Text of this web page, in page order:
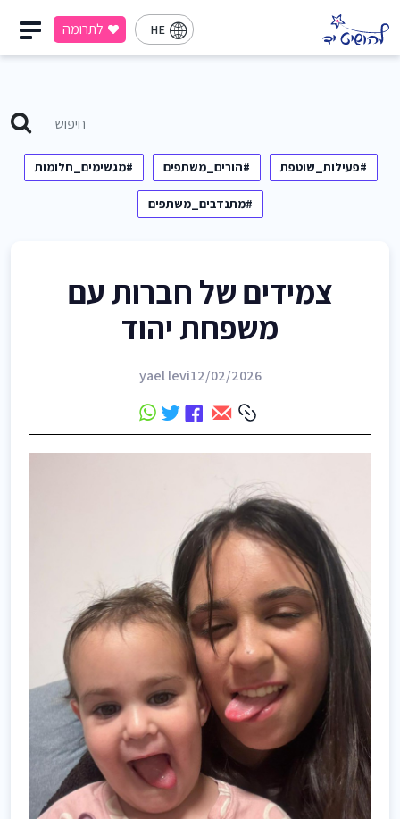
HE לתרומה
#פעילות_שוטפת #הורים_משתפים #מגשימים_חלומות
#מתנדבים_משתפים
צמידים של חברות עם
משפחת יהוד
yael levi12/02/2026